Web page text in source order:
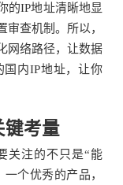
的IP地址清晰地显
查机制。所以，
网络路径，让数据
国内IP地址，让你
键考量
关注的不只是“能
个优秀的产品，